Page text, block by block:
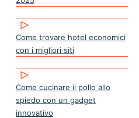
Come trovare hotel economici
con i migliori siti
Come cucinare il pollo allo
spiedo con un gadget
innovativo